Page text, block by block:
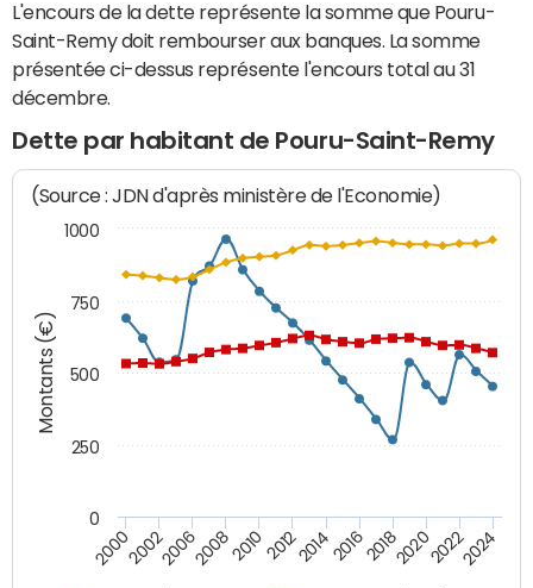
L'encours de la dette représente la somme que Pouru-
Saint-Remy doit rembourser aux banques. La somme
présentée ci-dessus représente l'encours total au 31
décembre.
Dette par habitant de Pouru-Saint-Remy
Montants (€)
(Source : JDN d'après ministère de l'Economie)
200020022006200820102012201420162018202020222024
1000
0
250
500
750